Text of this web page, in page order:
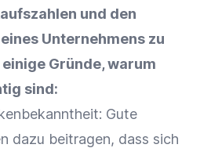
und den
Unternehmens zu
Gründe, warum
sind:
: Gute
dazu beitragen, dass sich